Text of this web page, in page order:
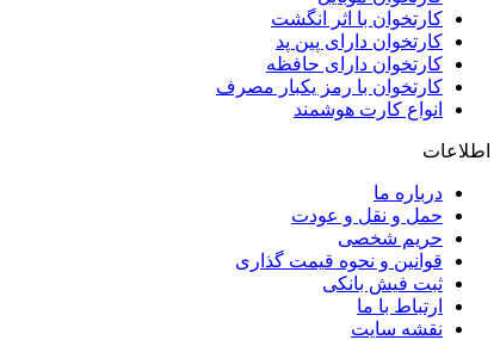
کارتخوان با اثر انگشت
کارتخوان دارای پین پد
کارتخوان دارای حافظه
کارتخوان با رمز یکبار مصرف
انواع کارت هوشمند
اطلاعات
درباره ما
حمل و نقل و عودت
حریم شخصی
قوانین و نحوه قیمت گذاری
ثبت فیش بانکی
ارتباط با ما
نقشه سايت